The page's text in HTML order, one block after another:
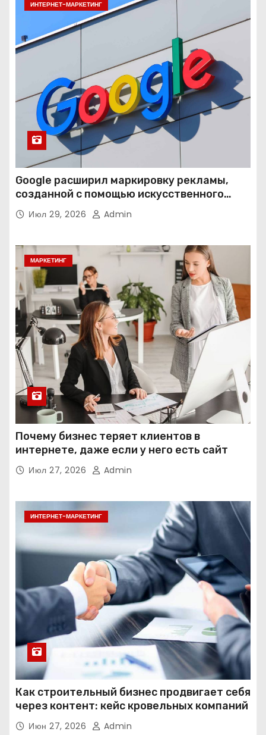
ИНТЕРНЕТ-МАРКЕТИНГ
Google расширил маркировку рекламы,
созданной с помощью искусственного
интеллекта
Июл 29, 2026 Admin
МАРКЕТИНГ
Почему бизнес теряет клиентов в
интернете, даже если у него есть сайт
Июл 27, 2026 Admin
ИНТЕРНЕТ-МАРКЕТИНГ
Как строительный бизнес продвигает себя
через контент: кейс кровельных компаний
Июн 27, 2026 Admin